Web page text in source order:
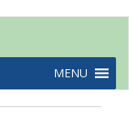
MENU